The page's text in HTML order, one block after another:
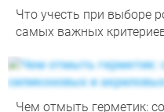
Что учесть при выборе
самых важных
Чем отмыть герметик: